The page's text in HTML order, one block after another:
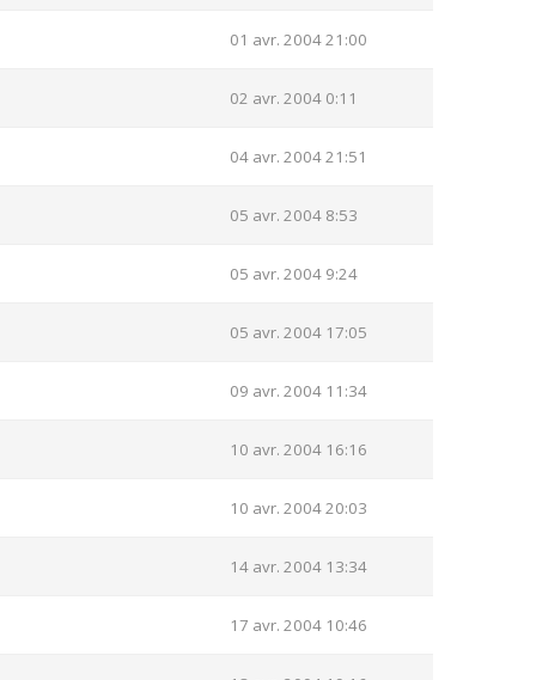
01 avr. 2004 21:00
02 avr. 2004 0:11
04 avr. 2004 21:51
05 avr. 2004 8:53
05 avr. 2004 9:24
05 avr. 2004 17:05
09 avr. 2004 11:34
10 avr. 2004 16:16
10 avr. 2004 20:03
14 avr. 2004 13:34
17 avr. 2004 10:46